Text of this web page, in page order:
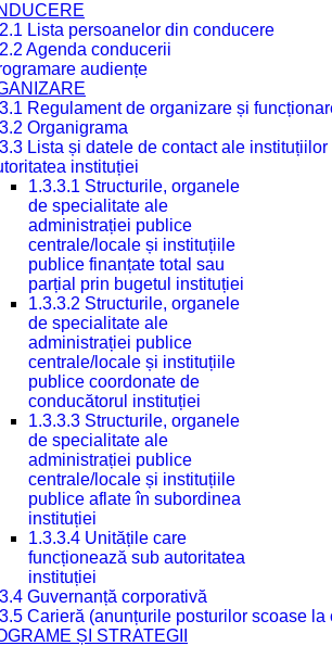
Lista persoanelor din conducere
Agenda conducerii
audiențe
Regulament de organizare și
Organigrama
Lista și datele de contact ale
instituției
1.3.3.1 Structurile, organele
de specialitate ale
administrației publice
centrale/locale și instituțiile
publice finanțate total sau
parțial prin bugetul instituției
1.3.3.2 Structurile, organele
de specialitate ale
administrației publice
centrale/locale și instituțiile
publice coordonate de
conducătorul instituției
1.3.3.3 Structurile, organele
de specialitate ale
administrației publice
centrale/locale și instituțiile
publice aflate în subordinea
instituției
1.3.3.4 Unitățile care
funcționează sub autoritatea
instituției
Guvernanță corporativă
Carieră (anunțurile posturilor scoase la
ȘI STRATEGII